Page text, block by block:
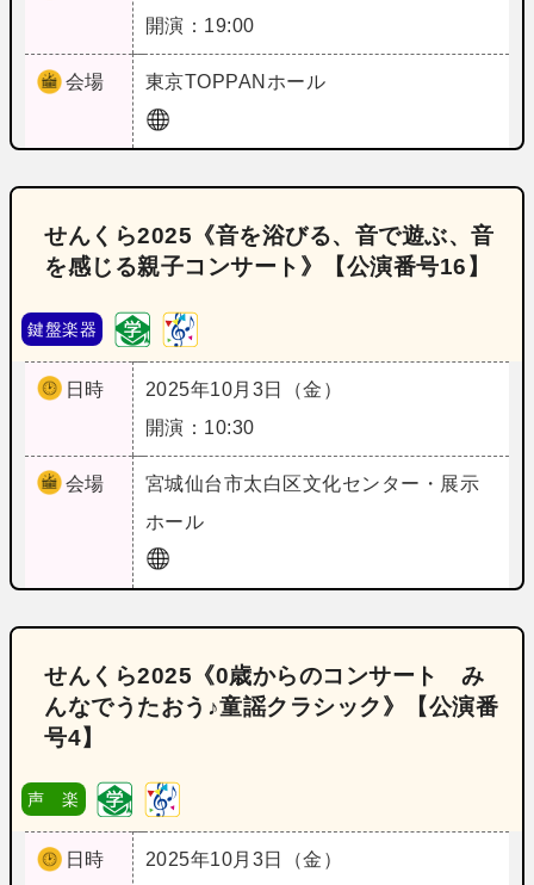
開演：19:00
会場 東京TOPPANホール
せんくら2025《音を浴びる、音で遊ぶ、音
を感じる親子コンサート》【公演番号16】
鍵盤楽器
日時
2025年10月3日（金）
開演：10:30
会場 宮城仙台市太白区文化センター・展示
ホール
せんくら2025《0歳からのコンサート み
んなでうたおう♪童謡クラシック》【公演番
号4】
声 楽
日時
2025年10月3日（金）